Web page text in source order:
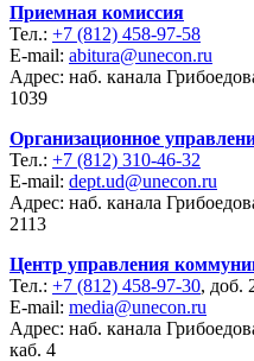
Приемная комиссия
Тел.: +7 (812) 458-97-58
E-mail: abitura@unecon.ru
Адрес: наб. канала
1039
Организационное
Тел.: +7 (812) 310-46-32
E-mail: dept.ud@unecon.ru
Адрес: наб. канала
2113
Центр управления
Тел.: +7 (812) 458-97-30, доб.
E-mail: media@unecon.ru
Адрес: наб. канала
каб. 4